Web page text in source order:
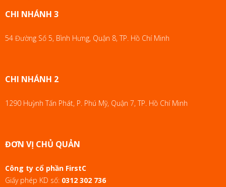
CHI NHÁNH 3
54 Đường Số 5, Bình Hưng, Quận 8, TP. Hồ Chí Minh
CHI NHÁNH 2
1290 Huỳnh Tấn Phát, P. Phú Mỹ, Quận 7, TP. Hồ Chí Minh
ĐƠN VỊ CHỦ QUẢN
Công ty cổ phần FirstC
Giấy phép KD số: 0312 302 736